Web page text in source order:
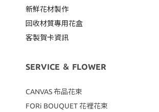
新鮮花材製作
回收材質專用花盒
客製賀卡資訊
SERVICE ＆ FLOWER
CANVAS布品花束
FORi BOUQUET 花裡花束